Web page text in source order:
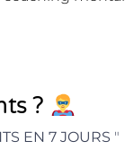
?
EN 7 JOURS "